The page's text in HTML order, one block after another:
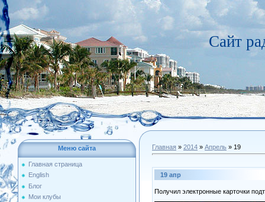
Сайт
Меню сайта
Главная страница
English
Блог
Мои клубы
Главная » 2014 » Апрель » 19
19 апр
Получил электронные карточки